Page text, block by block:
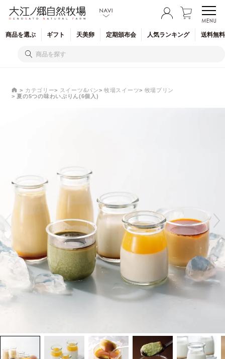
商品を選ぶ ギフト 天美卵 定期頒布会 人気ランキング 送料無
カテゴリー スイーツ&パン 牧場スイーツ
牧場プリン
夏の5つの味わいぷりん(6個入)